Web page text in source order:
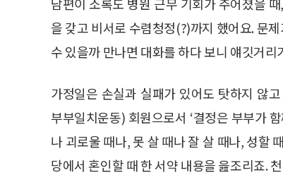
을 갖고 비서로 수렴청정(?)까지 했어요. 문
수 있을까 만나면 대화를 하다 보니 얘깃거
가정일은 손실과 실패가 있어도 탓하지 않
부부일치운동) 회원으로서 ‘결정은 부부가
나 괴로울 때나, 못 살 때나 잘 살 때나, 성할
당에서 혼인할 때 한 서약 내용을 읊조리죠.